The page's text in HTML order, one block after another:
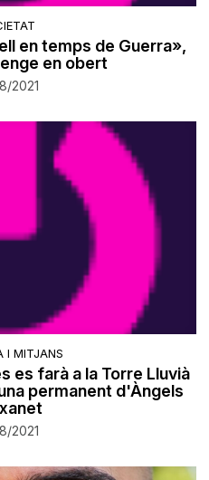
en temps de Guerra»,
en obert
2021
I MITJANS
es farà a la Torre Lluvià
permanent d'Àngels
2021